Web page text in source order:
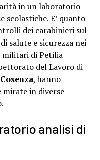
in un laboratorio
scolastiche. E’ quanto
dei carabinieri sul
salute e sicurezza nei
militari di Petilia
del Lavoro di
, hanno
mirate in diverse
analisi di